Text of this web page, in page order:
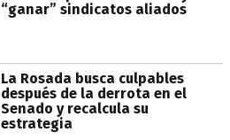
“ganar” sindicatos aliados
La Rosada busca culpables
después de la derrota en el
Senado y recalcula su
estrategia